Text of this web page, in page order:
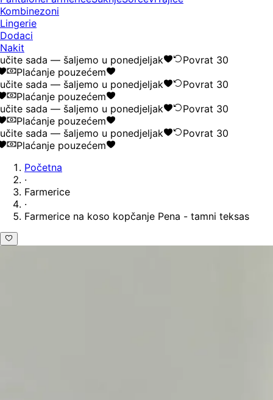
Kombinezoni
Lingerie
Dodaci
Nakit
sada — šaljemo u ponedjeljak
Povrat 30
Plaćanje pouzećem
sada — šaljemo u ponedjeljak
Povrat 30
Plaćanje pouzećem
sada — šaljemo u ponedjeljak
Povrat 30
Plaćanje pouzećem
sada — šaljemo u ponedjeljak
Povrat 30
Plaćanje pouzećem
Početna
·
Farmerice
·
Farmerice na koso kopčanje Pena - tamni teksas